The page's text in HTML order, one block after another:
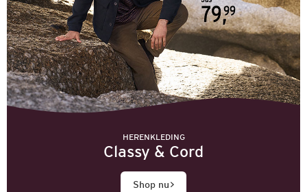
HERENKLEDING
Classy & Cord
Shop nu